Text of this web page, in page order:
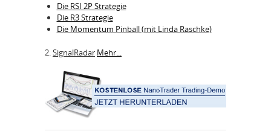
Die RSI 2P Strategie
Die R3 Strategie
Die Momentum Pinball (mit Linda Raschke)
2.SignalRadar Mehr...